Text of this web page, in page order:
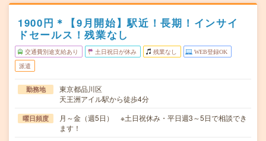
1900円＊【9月開始】駅近！長期！インサイ
ドセールス！残業なし
交通費別途支給あり 土日祝日が休み 残業なし WEB登録OK
派遣
勤務地
東京都品川区
天王洲アイル駅から徒歩4分
曜日頻度
月～金（週5日） ※土日祝休み・平日週3～5日で相談でき
ます！